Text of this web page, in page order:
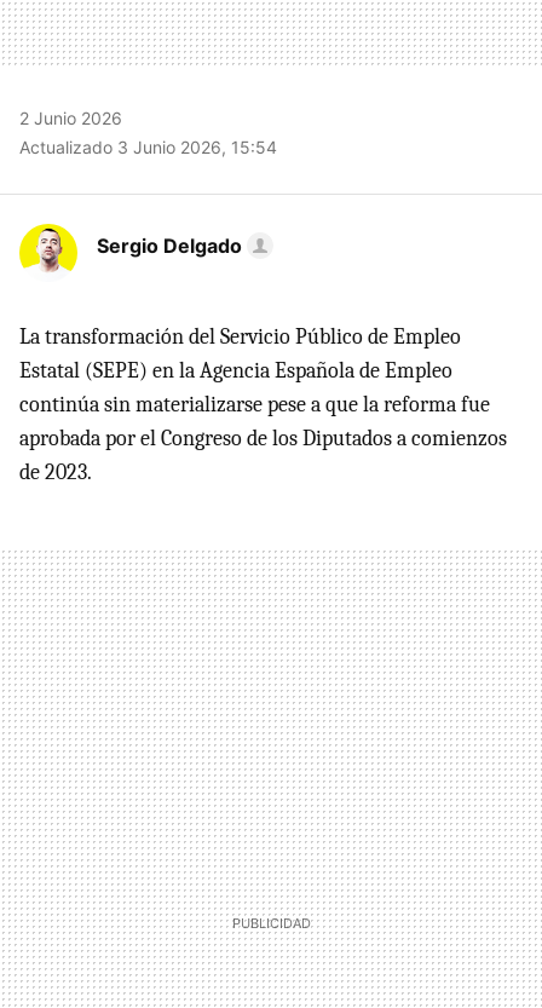
2 Junio 2026
Actualizado 3 Junio 2026, 15:54
Sergio Delgado
La transformación del Servicio Público de Empleo
Estatal (SEPE) en la Agencia Española de Empleo
continúa sin materializarse pese a que la reforma fue
aprobada por el Congreso de los Diputados a comienzos
de 2023.